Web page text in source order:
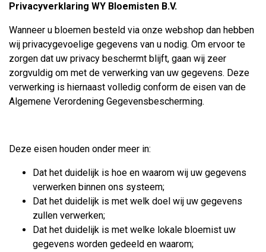
Privacyverklaring WY Bloemisten B.V.
Wanneer u bloemen besteld via onze webshop dan hebben
wij privacygevoelige gegevens van u nodig. Om ervoor te
zorgen dat uw privacy beschermt blijft, gaan wij zeer
zorgvuldig om met de verwerking van uw gegevens. Deze
verwerking is hiernaast volledig conform de eisen van de
Algemene Verordening Gegevensbescherming.
Deze eisen houden onder meer in:
Dat het duidelijk is hoe en waarom wij uw gegevens
verwerken binnen ons systeem;
Dat het duidelijk is met welk doel wij uw gegevens
zullen verwerken;
Dat het duidelijk is met welke lokale bloemist uw
gegevens worden gedeeld en waarom;